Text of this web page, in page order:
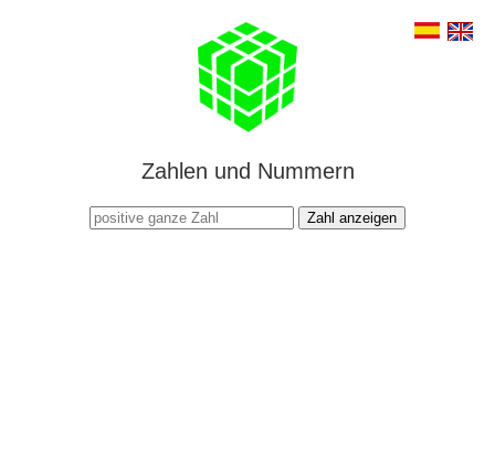
Zahlen und Nummern
Zahl anzeigen